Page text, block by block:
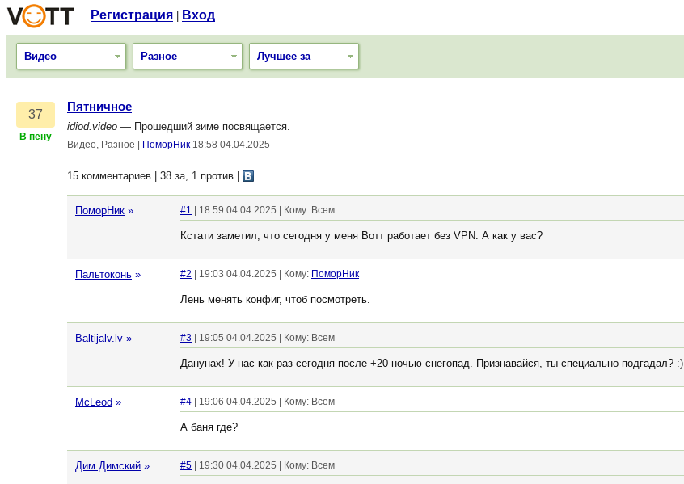
Регистрация Вход
Видео Разное Лучшее за
37
В пену
Пятничное
idiod.video — Прошедший зиме посвящается.
Видео, Разное ПоморНик 18:58 04.04.2025
15 комментариев | 38 за, 1 против
ПоморНик » #1 | 18:59 04.04.2025 | Кому: Всем
Кстати заметил, что сегодня у меня Вотт работает без VPN. А как у вас?
Пальтоконь » #2 | 19:03 04.04.2025 | Кому: ПоморНик
Лень менять конфиг, чтоб посмотреть.
Baltijalv.lv » #3 | 19:05 04.04.2025 | Кому: Всем
Данунах! У нас как раз сегодня после +20 ночью снегопад. Признавайся, ты специально подгадал? :)
McLeod » #4 | 19:06 04.04.2025 | Кому: Всем
А баня где?
Дим Димский » #5 | 19:30 04.04.2025 | Кому: Всем